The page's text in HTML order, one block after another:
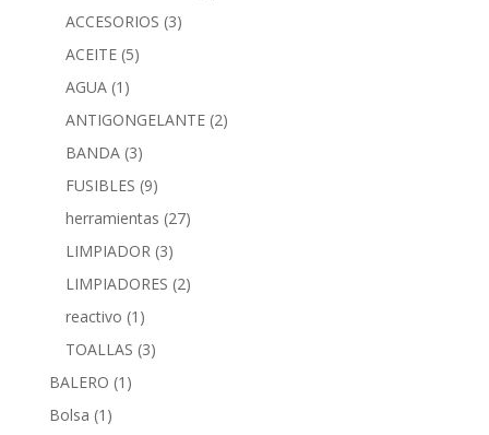
ACCESORIOS (3)
ACEITE (5)
AGUA (1)
ANTIGONGELANTE (2)
BANDA (3)
FUSIBLES (9)
herramientas (27)
LIMPIADOR (3)
LIMPIADORES (2)
reactivo (1)
TOALLAS (3)
BALERO (1)
Bolsa (1)